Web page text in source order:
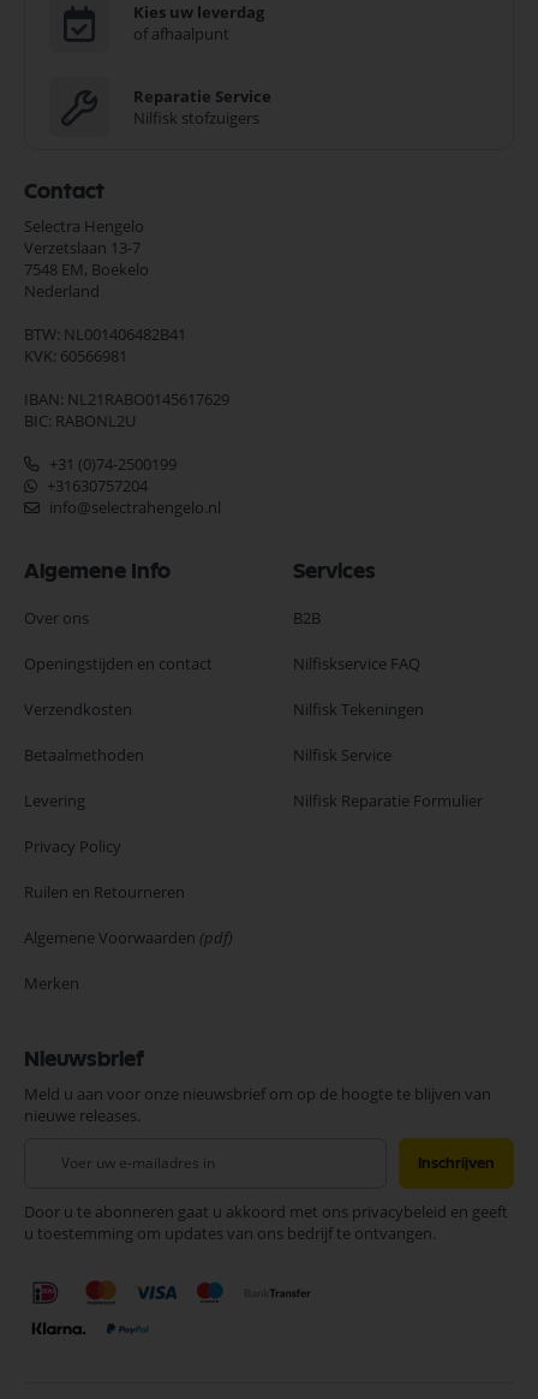
Kies uw leverdag
of afhaalpunt
Reparatie Service
Nilfisk stofzuigers
Contact
Selectra Hengelo
Verzetslaan 13-7
7548 EM, Boekelo
Nederland
BTW: NL001406482B41
KVK: 60566981
IBAN: NL21RABO0145617629
BIC: RABONL2U
+31 (0)74-2500199
+31630757204
info@selectrahengelo.nl
Algemene Info
Over ons
Openingstijden en contact
Verzendkosten
Betaalmethoden
Levering
Privacy Policy
Ruilen en Retourneren
Algemene Voorwaarden (pdf)
Merken
Services
B2B
Nilfiskservice FAQ
Nilfisk Tekeningen
Nilfisk Service
Nilfisk Reparatie Formulier
Nieuwsbrief
Meld u aan voor onze nieuwsbrief om op de hoogte te blijven van
nieuwe releases.
onze
nieuwsbrief
Inschrijven
Door u te abonneren gaat u akkoord met ons privacybeleid en geeft
u toestemming om updates van ons bedrijf te ontvangen.